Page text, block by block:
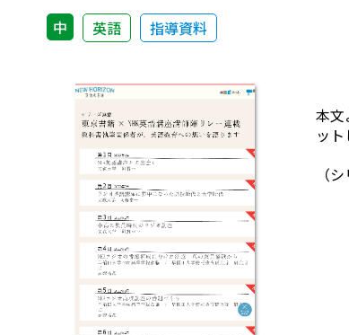
中 英語 指導資料
本文
ッ
（